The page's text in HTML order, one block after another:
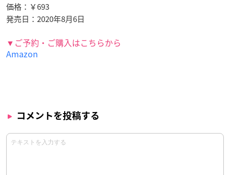
価格：￥693
発売日：2020年8月6日
▼ご予約・ご購入はこちらから
Amazon
コメントを投稿する